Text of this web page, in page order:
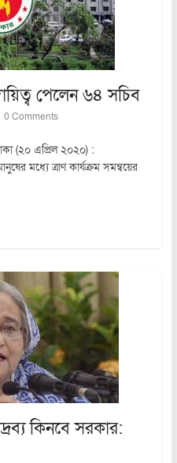
পেলেন ৬৪ সচিব
0 Comments
(২০ এপ্রিল ২০২০) :
মধ্যে ত্রাণ কার্যক্রম সমন্বয়ের
কিনবে সরকার: